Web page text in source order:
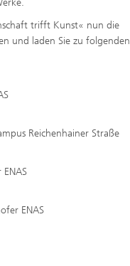
trifft Kunst« nun die
und laden Sie zu folgenden
Reichenhainer Straße
ENAS